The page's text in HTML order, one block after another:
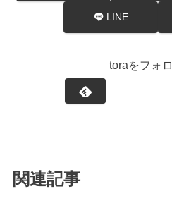
LINE
toraをフォ
関連記事